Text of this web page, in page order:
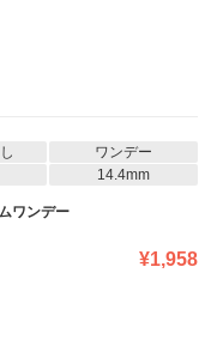
ワンデー
14.4mm
ワンデー
¥1,958